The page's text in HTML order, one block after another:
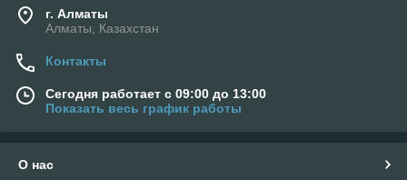
г. Алматы
Алматы, Казахстан
Контакты
Сегодня работает с 09:00 до 13:00
Показать весь график работы
О нас